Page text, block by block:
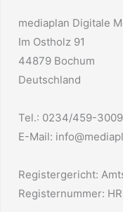
mediaplan Digitale
Im Ostholz 91
44879 Bochum
Deutschland
Tel.: 0234/459-3009
E-Mail:
Registergericht:
Registernummer: